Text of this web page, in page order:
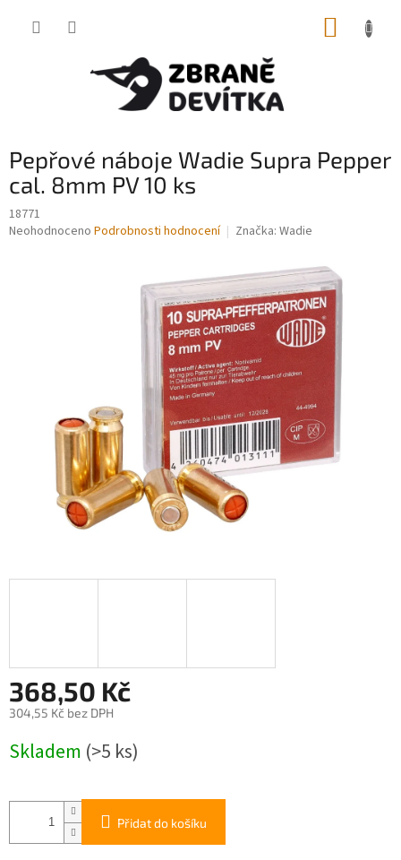
Pepřové náboje Wadie Supra Pepper
cal. 8mm PV 10 ks
18771
Průměrné
Neohodnoceno Podrobnosti hodnocení Značka: Wadie
368,50 Kč
304,55 Kč bez DPH
cena:
Skladem (>5 ks)
Přidat do košíku